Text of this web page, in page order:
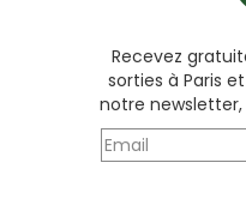
Recevez
sorties à Paris
notre